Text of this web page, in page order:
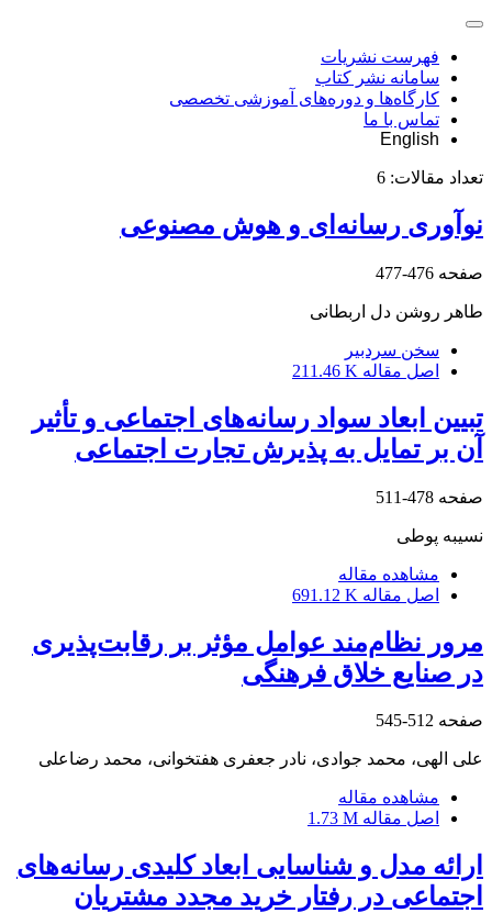
فهرست نشریات
سامانه نشر کتاب
کارگاه‌ها و دوره‌های آموزشی تخصصی
تماس با ما
English
تعداد مقالات: 6
نوآوری رسانه‌ای و هوش مصنوعی
صفحه 476-477
طاهر روشن دل اربطانی
سخن سردبیر
اصل مقاله 211.46 K
تبیین ابعاد سواد رسانه‌های اجتماعی و تأثیر
آن بر تمایل به پذیرش تجارت اجتماعی
صفحه 478-511
نسیبه پوطی
مشاهده مقاله
اصل مقاله 691.12 K
مرور نظام‌مند عوامل مؤثر بر رقابت‌پذیری
در صنایع خلاق فرهنگی
صفحه 512-545
علی الهی، محمد جوادی، نادر جعفری هفتخوانی، محمد رضاعلی
مشاهده مقاله
اصل مقاله 1.73 M
ارائه مدل و شناسایی ابعاد کلیدی رسانه‌های
اجتماعی در رفتار خرید مجدد مشتریان